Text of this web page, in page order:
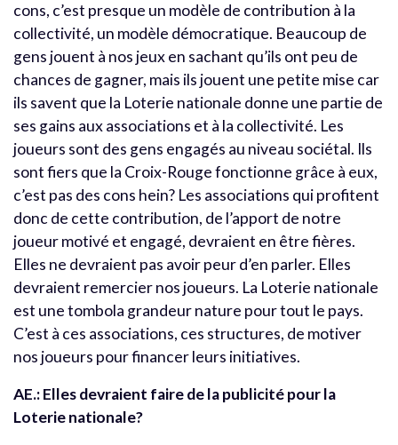
cons, c’est presque un modèle de contribution à la
collectivité, un modèle démocratique. Beaucoup de
gens jouent à nos jeux en sachant qu’ils ont peu de
chances de gagner, mais ils jouent une petite mise car
ils savent que la Loterie nationale donne une partie de
ses gains aux associations et à la collectivité. Les
joueurs sont des gens engagés au niveau sociétal. Ils
sont fiers que la Croix-Rouge fonctionne grâce à eux,
c’est pas des cons hein? Les associations qui profitent
donc de cette contribution, de l’apport de notre
joueur motivé et engagé, devraient en être fières.
Elles ne devraient pas avoir peur d’en parler. Elles
devraient remercier nos joueurs. La Loterie nationale
est une tombola grandeur nature pour tout le pays.
C’est à ces associations, ces structures, de motiver
nos joueurs pour financer leurs initiatives.
AE.: Elles devraient faire de la publicité pour la
Loterie nationale?